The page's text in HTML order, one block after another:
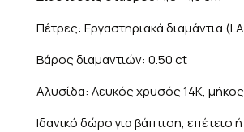
Πέτρες: Εργαστηριακά διαμάντια
Βάρος διαμαντιών: 0.50 ct
Αλυσίδα: Λευκός χρυσός 14K,
Ιδανικό δώρο για βάπτιση, επέτειο ή